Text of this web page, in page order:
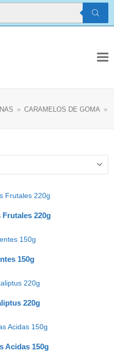
» CARAMELOS DE GOMA »
220g
150g
220g
Acidas 150g